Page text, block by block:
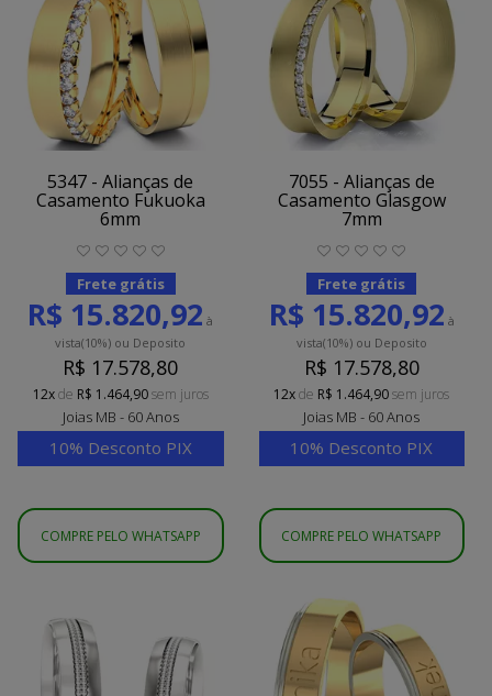
5347 - Alianças de
Casamento Fukuoka
6mm
Frete grátis
R$ 15.820,92 à
vista(10%) ou Deposito
R$ 17.578,80
12xde R$ 1.464,90sem juros
Joias MB - 60 Anos
10% Desconto PIX
COMPRE PELO WHATSAPP
7055 - Alianças de
Casamento Glasgow
7mm
Frete grátis
R$ 15.820,92 à
vista(10%)ou Deposito
R$ 17.578,80
12xde R$ 1.464,90sem juros
Joias MB - 60 Anos
10% Desconto PIX
COMPRE PELO WHATSAPP